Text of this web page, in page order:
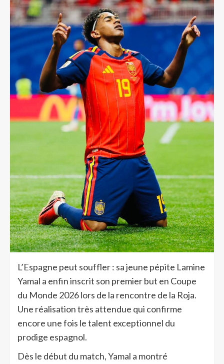
L’Espagne peut souffler : sa jeune pépite Lamine
Yamal a enfin inscrit son premier but en Coupe
du Monde 2026 lors de la rencontre de la Roja.
Une réalisation très attendue qui confirme
encore une fois le talent exceptionnel du
prodige espagnol.
Dès le début du match, Yamal a montré